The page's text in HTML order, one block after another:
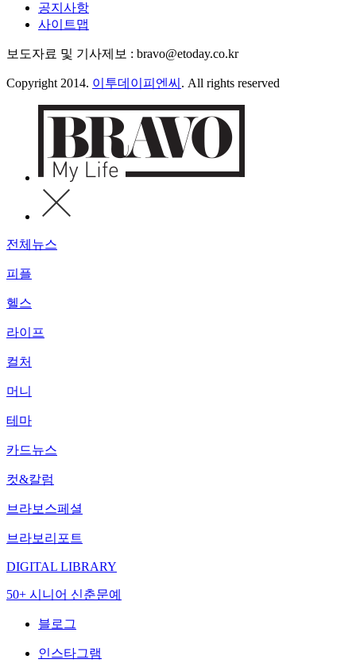
공지사항
사이트맵
보도자료 및 기사제보 : bravo@etoday.co.kr
Copyright 2014. 이투데이피엔씨 . All rights reserved
전체뉴스
피플
헬스
라이프
컬처
머니
테마
카드뉴스
컷&칼럼
브라보스페셜
브라보리포트
DIGITAL LIBRARY
50+ 시니어 신춘문예
블로그
인스타그램